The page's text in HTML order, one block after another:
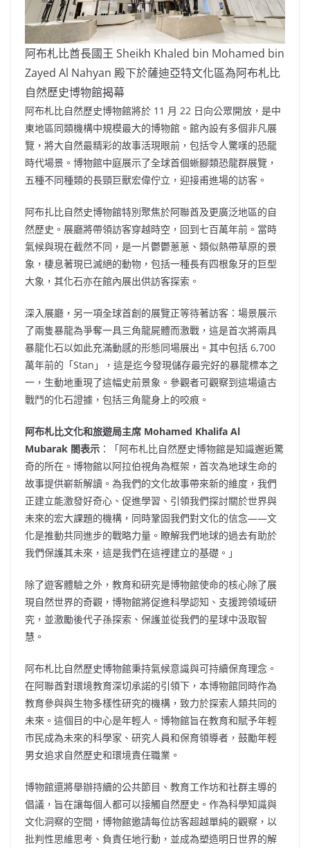
阿布札比酋長國王 Sheikh Khaled bin Mohamed bin
Zayed Al Nahyan 殿下於薩迪亞特文化區為阿布札比
自然歷史博物館揭幕
阿布札比自然歷史博物館將於 11 月 22 日向公眾開放，是中
東地區同類機構中規模最大的博物館。館內設有多個非凡展
覽，將大自然最精彩的故事活現眼前，包括令人驚嘆的恐龍
時代場景。博物館中庭展示了全球首個蜥腳類恐龍群展覽，
五種不同種類的長頸巨獸宏偉佇立，迎接甫進場的訪客。
阿布扎比自然史博物館特別聚焦於阿聯酋及更廣泛地區的自
然歷史。展廳將帶領訪客穿越時空，回到七百萬年前。當時
氣候與現在截然不同，是一片鬱鬱蔥蔥、類似熱帶草原的景
象，棲息著現已滅絕的動物，包括一種長有四根象牙的巨型
大象，其化石亦在館內展出供訪客探索。
深入展廳，另一項全球首創的展覽正等待著訪客：場景展示
了兩隻暴龍為爭奪一具三角龍屍體而激戰，這是首次將兩具
暴龍化石以如此充滿動感的形態同場展出。其中包括 6,700
萬年前的「Stan」，這是迄今發現儲存最完好的暴龍標本之
一，生動地重現了這幅史前景象。參觀者可觀察到這場遠古
戰鬥的化石證據，包括三角龍身上的咬痕。
阿布札比文化和旅遊局主席 Mohamed Khalifa Al
Mubarak 閤表示 ：「阿布札比自然歷史博物館是知識邂逅驚
奇的所在。博物館以阿拉伯視角為框架，首次為地球生命的
故事提供嶄新解讀。為我們的文化故事帶來新的維度，我們
正建立能激發好奇心、促進學習、引領我們探討關於世界與
未來的宏大課題的機構，同時鞏固我們對文化的信念——文
化是推動共同進步的戰略力量。瞭解我們地球的過去有助於
我們保護其未來，這是我們在這裡建立的基礎。」
除了遊客體驗之外，教育和研究是博物館使命的核心除了展
現自然世界的奇觀，博物館將促進科學認知、支援跨領域研
究，並激勵後代子孫探索、保護並從我們的星球中汲取智
慧。
阿布札比自然歷史博物館秉持氣候意識與可持續保育理念。
在阿聯酋對環境教育深切承諾的引領下，本博物館同時作為
教育參與與生物多樣性研究的機構，致力於探索人類共同的
未來。這個目的中心是年輕人。博物館旨在教育和賦予年輕
市民成為未來的科學家、研究人員和保育領導者，鼓勵年輕
男女追求自然歷史和環境責任職業。
博物館還將舉辦持續的公共節目、教育工作坊和社群主導的
倡議，旨在讓每個人都可以接觸自然歷史。作為科學知識與
文化洞察的空間，博物館邀請每位訪客超越單純的觀察，以
批判性思維思考、負責任地行動，並成為塑造明日世界的解